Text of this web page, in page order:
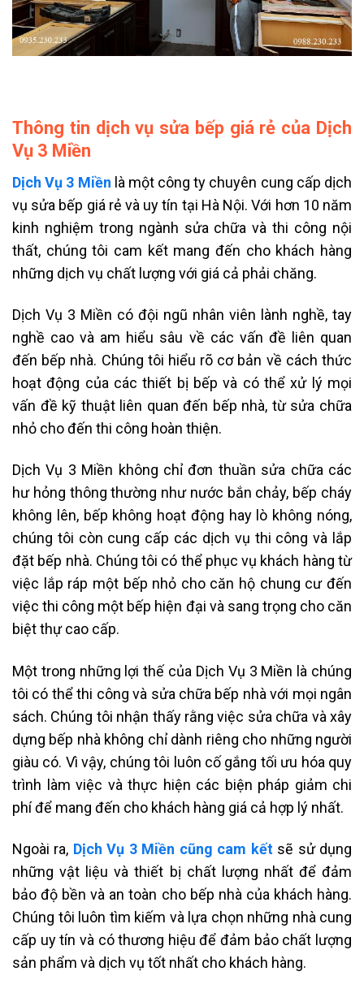
Thông tin dịch vụ sửa bếp giá rẻ của Dịch
Vụ 3 Miền
Dịch Vụ 3 Miền là một công ty chuyên cung cấp dịch
vụ sửa bếp giá rẻ và uy tín tại Hà Nội. Với hơn 10 năm
kinh nghiệm trong ngành sửa chữa và thi công nội
thất, chúng tôi cam kết mang đến cho khách hàng
những dịch vụ chất lượng với giá cả phải chăng.
Dịch Vụ 3 Miền có đội ngũ nhân viên lành nghề, tay
nghề cao và am hiểu sâu về các vấn đề liên quan
đến bếp nhà. Chúng tôi hiểu rõ cơ bản về cách thức
hoạt động của các thiết bị bếp và có thể xử lý mọi
vấn đề kỹ thuật liên quan đến bếp nhà, từ sửa chữa
nhỏ cho đến thi công hoàn thiện.
Dịch Vụ 3 Miền không chỉ đơn thuần sửa chữa các
hư hỏng thông thường như nước bắn chảy, bếp cháy
không lên, bếp không hoạt động hay lò không nóng,
chúng tôi còn cung cấp các dịch vụ thi công và lắp
đặt bếp nhà. Chúng tôi có thể phục vụ khách hàng từ
việc lắp ráp một bếp nhỏ cho căn hộ chung cư đến
việc thi công một bếp hiện đại và sang trọng cho căn
biệt thự cao cấp.
Một trong những lợi thế của Dịch Vụ 3 Miền là chúng
tôi có thể thi công và sửa chữa bếp nhà với mọi ngân
sách. Chúng tôi nhận thấy rằng việc sửa chữa và xây
dựng bếp nhà không chỉ dành riêng cho những người
giàu có. Vì vậy, chúng tôi luôn cố gắng tối ưu hóa quy
trình làm việc và thực hiện các biện pháp giảm chi
phí để mang đến cho khách hàng giá cả hợp lý nhất.
Ngoài ra, Dịch Vụ 3 Miền cũng cam kếtsẽ sử dụng
những vật liệu và thiết bị chất lượng nhất để đảm
bảo độ bền và an toàn cho bếp nhà của khách hàng.
Chúng tôi luôn tìm kiếm và lựa chọn những nhà cung
cấp uy tín và có thương hiệu để đảm bảo chất lượng
sản phẩm và dịch vụ tốt nhất cho khách hàng.